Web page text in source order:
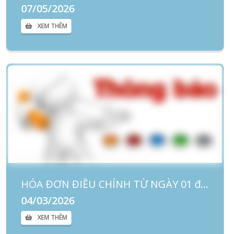
07/05/2026
XEM THÊM
HÓA ĐƠN ĐIỀU CHỈNH TỪ NGÀY 01 đến ngày 28/02/2026
04/03/2026
XEM THÊM